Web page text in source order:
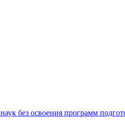
без освоения программ